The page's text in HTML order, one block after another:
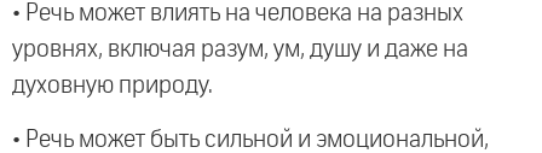
• Речь может влиять на человека на разных
уровнях, включая разум, ум, душу и даже на
духовную природу.
• Речь может быть сильной и эмоциональной,